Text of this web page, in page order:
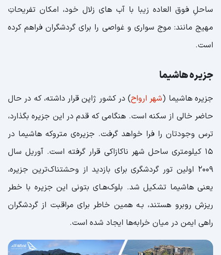
ساحلِ فوق العاده زیبا با آب های زلال خود، امکان تفریحاتِ
مهیج مانند: موج سواری و غواصی را برای گردشگران فراهم کرده
است.
جزیره هاشیما
جزیره هاشیما (شهر ارواح) در کشور ژاپن قرار داشته، که در حال
حاضر خالی از سکنه است. هنگامی که قدم در این جزیره بگذارد،
ترس وجودتان را فرا خواهد گرفت. جزیره‌ی متروکه‌ هاشیما در
15 کیلومتری ساحل شهر ناکازاکی قرار گرفته است. آوریل سال
2009 اولین تور گردشگری برای بازدید از وحشتناک‌ترین جزیره،
یعنی هاشیما تشکیل شد. بلوک‌هـای بتونی این جزیره با خطر
ریزش روبرو هستند، بـه همین خاطر برای مراقبت از گردشگران
راهی ایمن در میان خرابه‌ها ایجاد شده است.